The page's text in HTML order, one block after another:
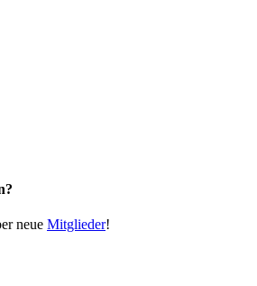
neue Mitglieder!